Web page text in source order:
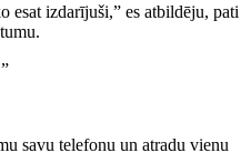
esat izdarījuši,” es atbildēju, pati
savu telefonu un atradu vienu